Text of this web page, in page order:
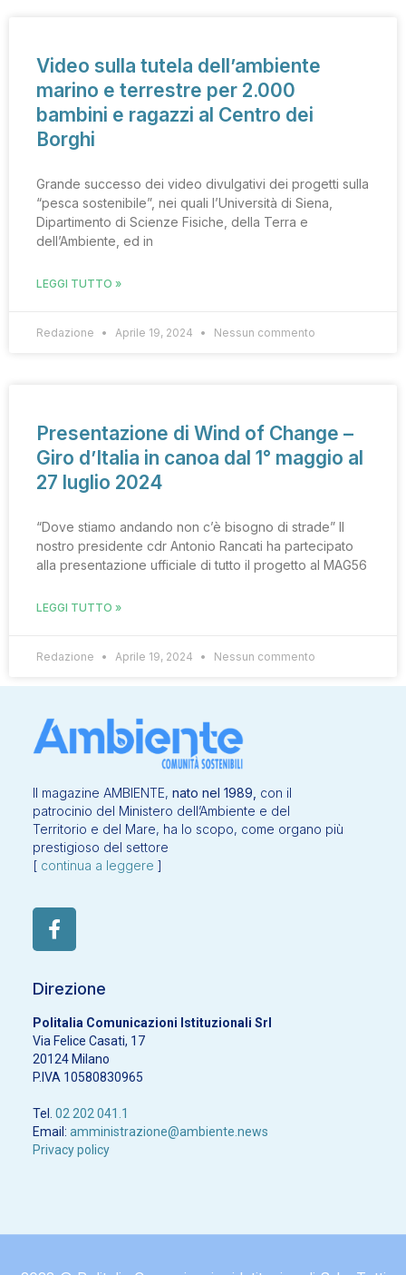
Video sulla tutela dell’ambiente
marino e terrestre per 2.000
bambini e ragazzi al Centro dei
Borghi
Grande successo dei video divulgativi dei progetti sulla
“pesca sostenibile”, nei quali l’Università di Siena,
Dipartimento di Scienze Fisiche, della Terra e
dell’Ambiente, ed in
LEGGI TUTTO »
Redazione Aprile 19, 2024 Nessun commento
Presentazione di Wind of Change –
Giro d’Italia in canoa dal 1° maggio al
27 luglio 2024
“Dove stiamo andando non c’è bisogno di strade” Il
nostro presidente cdr Antonio Rancati ha partecipato
alla presentazione ufficiale di tutto il progetto al MAG56
LEGGI TUTTO »
Redazione Aprile 19, 2024 Nessun commento
Il magazine AMBIENTE, nato nel 1989, con il
patrocinio del Ministero dell’Ambiente e del
Territorio e del Mare, ha lo scopo, come organo più
prestigioso del settore
[ continua a leggere ]
Direzione
Politalia Comunicazioni Istituzionali Srl
Via Felice Casati, 17
20124 Milano
P.IVA 10580830965
Tel. 02 202 041.1
Email: amministrazione@ambiente.news
Privacy policy